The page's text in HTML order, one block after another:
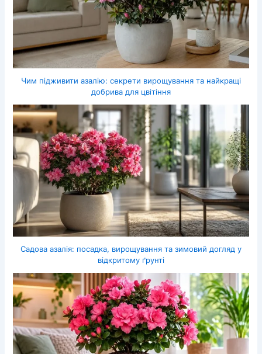
Чим підживити азалію: секрети вирощування та найкращі
добрива для цвітіння
Садова азалія: посадка, вирощування та зимовий догляд у
відкритому ґрунті